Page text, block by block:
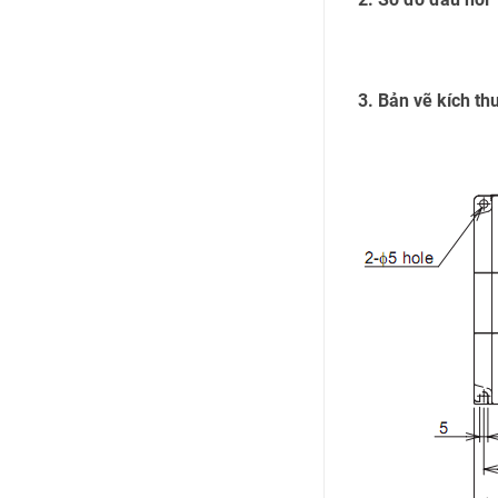
3. Bản vẽ kích